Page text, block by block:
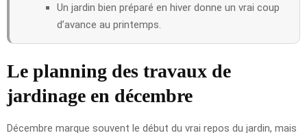
Un jardin bien préparé en hiver donne un vrai coup
d’avance au printemps.
Le planning des travaux de
jardinage en décembre
Décembre marque souvent le début du vrai repos du jardin, mais